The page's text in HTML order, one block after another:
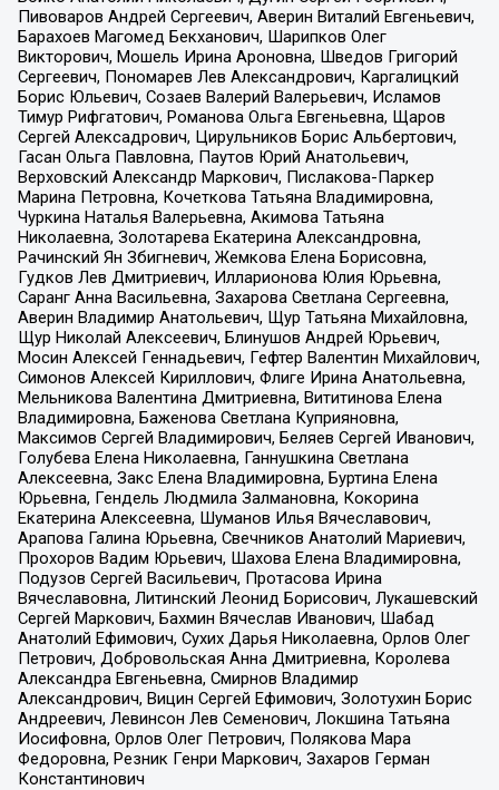
Пивоваров Андрей Сергеевич, Аверин Виталий Евгеньевич,
Барахоев Магомед Бекханович, Шарипков Олег
Викторович, Мошель Ирина Ароновна, Шведов Григорий
Сергеевич, Пономарев Лев Александрович, Каргалицкий
Борис Юльевич, Созаев Валерий Валерьевич, Исламов
Тимур Рифгатович, Романова Ольга Евгеньевна, Щаров
Сергей Алексадрович, Цирульников Борис Альбертович,
Гасан Ольга Павловна, Паутов Юрий Анатольевич,
Верховский Александр Маркович, Пислакова-Паркер
Марина Петровна, Кочеткова Татьяна Владимировна,
Чуркина Наталья Валерьевна, Акимова Татьяна
Николаевна, Золотарева Екатерина Александровна,
Рачинский Ян Збигневич, Жемкова Елена Борисовна,
Гудков Лев Дмитриевич, Илларионова Юлия Юрьевна,
Саранг Анна Васильевна, Захарова Светлана Сергеевна,
Аверин Владимир Анатольевич, Щур Татьяна Михайловна,
Щур Николай Алексеевич, Блинушов Андрей Юрьевич,
Мосин Алексей Геннадьевич, Гефтер Валентин Михайлович,
Симонов Алексей Кириллович, Флиге Ирина Анатольевна,
Мельникова Валентина Дмитриевна, Вититинова Елена
Владимировна, Баженова Светлана Куприяновна,
Максимов Сергей Владимирович, Беляев Сергей Иванович,
Голубева Елена Николаевна, Ганнушкина Светлана
Алексеевна, Закс Елена Владимировна, Буртина Елена
Юрьевна, Гендель Людмила Залмановна, Кокорина
Екатерина Алексеевна, Шуманов Илья Вячеславович,
Арапова Галина Юрьевна, Свечников Анатолий Мариевич,
Прохоров Вадим Юрьевич, Шахова Елена Владимировна,
Подузов Сергей Васильевич, Протасова Ирина
Вячеславовна, Литинский Леонид Борисович, Лукашевский
Сергей Маркович, Бахмин Вячеслав Иванович, Шабад
Анатолий Ефимович, Сухих Дарья Николаевна, Орлов Олег
Петрович, Добровольская Анна Дмитриевна, Королева
Александра Евгеньевна, Смирнов Владимир
Александрович, Вицин Сергей Ефимович, Золотухин Борис
Андреевич, Левинсон Лев Семенович, Локшина Татьяна
Иосифовна, Орлов Олег Петрович, Полякова Мара
Федоровна, Резник Генри Маркович, Захаров Герман
Константинович